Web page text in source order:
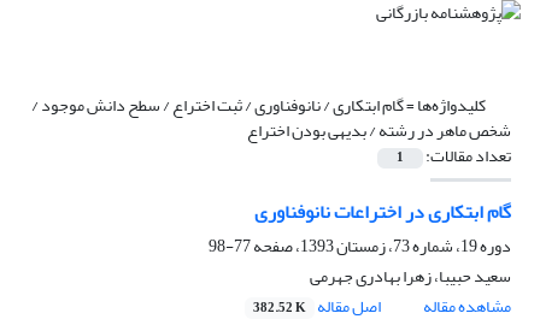
کلیدواژه‌ها =گام ابتکاری / نانوفناوری / ثبت اختراع / سطح دانش موجود /
شخص ماهر در رشته / بدیهی بودن اختراع
تعداد مقالات: 1
گام ابتکاری در اختراعات نانوفناوری
دوره 19، شماره 73، زمستان 1393، صفحه
77-98
سعید حبیبا، زهرا بهادری جهرمی
مشاهده مقاله
اصل مقاله 382.52 K